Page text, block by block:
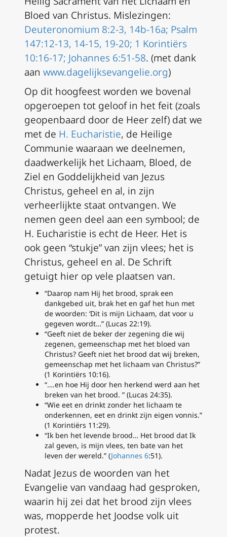
Bloed van Christus. Mislezingen:
Deuteronomium 8:2-3, 14b-16a; Psalm
147:12-13, 14-15, 19-20; 1 Korintiërs
10:16-17; Johannes 6:51-58. (met dank
aan www.dagelijksevangelie.org)
Op dit hoogfeest worden we bovenal
opgeroepen tot geloof in het feit (zoals
geopenbaard door de Heer zelf) dat we
met de H. Eucharistie, de Heilige
Communie waaraan we deelnemen,
daadwerkelijk het Lichaam, Bloed, de
Ziel en Goddelijkheid van Jezus
Christus, geheel en al, in zijn
verheerlijkte staat ontvangen. We
nemen geen deel aan een symbool; de
H. Eucharistie is echt de Heer. Het is
ook geen “stukje” van zijn vlees; het is
Christus, geheel en al. De Schrift
getuigt hier op vele plaatsen van.
“Daarop nam Hij het brood, sprak een
dankgebed uit, brak het en gaf het hun met
de woorden: ‘Dit is mijn Lichaam, dat voor u
gegeven wordt…” (Lucas 22:19).
“Geeft niet de beker der zegening die wij
zegenen, gemeenschap met het bloed van
Christus? Geeft niet het brood dat wij breken,
gemeenschap met het lichaam van Christus?”
(1 Korintiërs 10:16).
“….en hoe Hij door hen herkend werd aan het
breken van het brood. ” (Lucas 24:35).
“Wie eet en drinkt zonder het lichaam te
onderkennen, eet en drinkt zijn eigen vonnis.”
(1 Korintiërs 11:29).
“Ik ben het levende brood… Het brood dat Ik
zal geven, is mijn vlees, ten bate van het
leven der wereld.” (Johannes 6:51).
Nadat Jezus de woorden van het
Evangelie van vandaag had gesproken,
waarin hij zei dat het brood zijn vlees
was, mopperde het Joodse volk uit
protest.